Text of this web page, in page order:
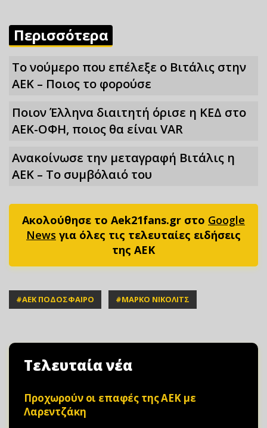
Περισσότερα
Το νούμερο που επέλεξε ο Βιτάλις στην
ΑΕΚ – Ποιος το φορούσε
Ποιον Έλληνα διαιτητή όρισε η ΚΕΔ στο
ΑΕΚ-ΟΦΗ, ποιος θα είναι VAR
Ανακοίνωσε την μεταγραφή Βιτάλις η
ΑΕΚ – Το συμβόλαιό του
Ακολούθησε το Aek21fans.gr στο Google
News για όλες τις τελευταίες ειδήσεις
της ΑΕΚ
#ΑΕΚ ΠΟΔΟΣΦΑΙΡΟ #ΜΑΡΚΟ ΝΙΚΟΛΙΤΣ
Τελευταία νέα
Προχωρούν οι επαφές της ΑΕΚ με
Λαρεντζάκη